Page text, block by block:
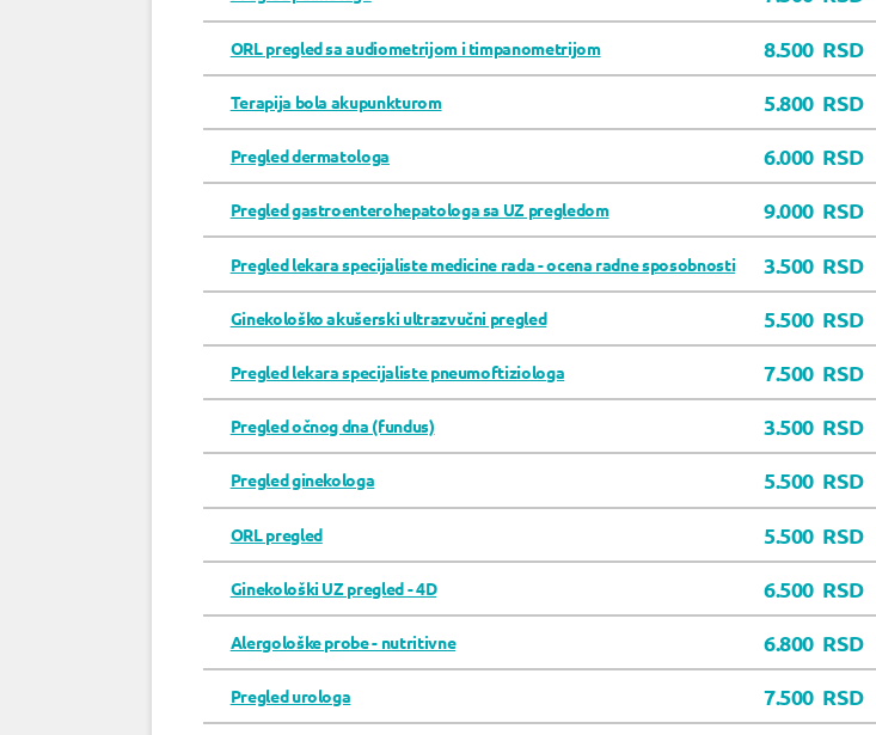
ORL pregled sa audiometrijom i timpanometrijom 8.500 RSD
Terapija bola akupunkturom 5.800 RSD
Pregled dermatologa 6.000 RSD
Pregled gastroenterohepatologa sa UZ pregledom 9.000 RSD
Pregled lekara specijaliste medicine rada - ocena radne sposobnosti 3.500 RSD
Ginekološko akušerski ultrazvučni pregled 5.500 RSD
Pregled lekara specijaliste pneumoftiziologa 7.500 RSD
Pregled očnog dna (fundus) 3.500 RSD
Pregled ginekologa 5.500 RSD
ORL pregled 5.500 RSD
Ginekološki UZ pregled - 4D 6.500 RSD
Alergološke probe - nutritivne 6.800 RSD
Pregled urologa 7.500 RSD